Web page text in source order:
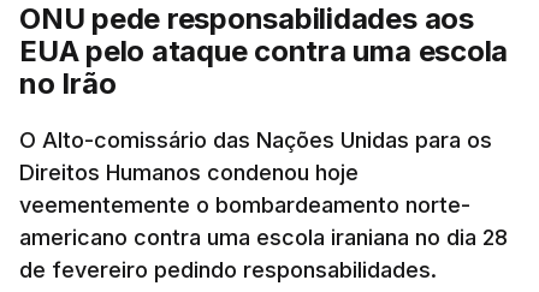
ONU pede responsabilidades aos
EUA pelo ataque contra uma escola
no Irão
O Alto-comissário das Nações Unidas para os
Direitos Humanos condenou hoje
veementemente o bombardeamento norte-
americano contra uma escola iraniana no dia 28
de fevereiro pedindo responsabilidades.